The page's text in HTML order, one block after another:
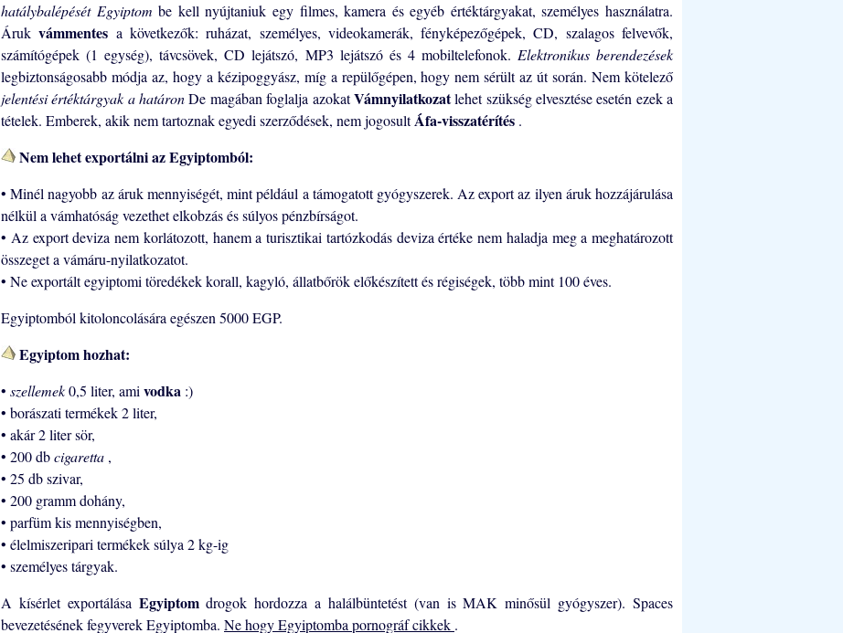
hatálybalépését Egyiptombe kell nyújtaniuk egy filmes, kamera és egyéb értéktárgyakat, személyes használatra.
Árukvámmentes a következők: ruházat, személyes, videokamerák, fényképezőgépek, CD, szalagos felvevők,
számítógépek (1 egység), távcsövek, CD lejátszó, MP3 lejátszó és 4 mobiltelefonok. Elektronikus berendezések
legbiztonságosabb módja az, hogy a kézipoggyász, míg a repülőgépen, hogy nem sérült az út során. Nem kötelező
jelentési értéktárgyak a határonDe magában foglalja azokatVámnyilatkozatlehet szükség elvesztése esetén ezek a
tételek. Emberek, akik nem tartoznak egyedi szerződések, nem jogosultÁfa-visszatérítés .
Nem lehet exportálni az Egyiptomból:
• Minél nagyobb az áruk mennyiségét, mint például a támogatott gyógyszerek. Az export az ilyen áruk hozzájárulása
nélkül a vámhatóság vezethet elkobzás és súlyos pénzbírságot.
• Az export deviza nem korlátozott, hanem a turisztikai tartózkodás deviza értéke nem haladja meg a meghatározott
összeget a vámáru-nyilatkozatot.
• Ne exportált egyiptomi töredékek korall, kagyló, állatbőrök előkészített és régiségek, több mint 100 éves.
Egyiptomból kitoloncolására egészen 5000 EGP.
Egyiptom hozhat:
• szellemek0,5 liter, amivodka :)
• borászati ​​termékek 2 liter,
• akár 2 liter sör,
• 200 dbcigaretta ,
• 25 db szivar,
• 200 gramm dohány,
• parfüm kis mennyiségben,
• élelmiszeripari termékek súlya 2 kg-ig
• személyes tárgyak.
A kísérlet exportálása Egyiptomdrogok hordozza a halálbüntetést (van is MAK minősül gyógyszer). Spaces
bevezetésének fegyverek Egyiptomba. Ne hogy Egyiptomba pornográf cikkek .